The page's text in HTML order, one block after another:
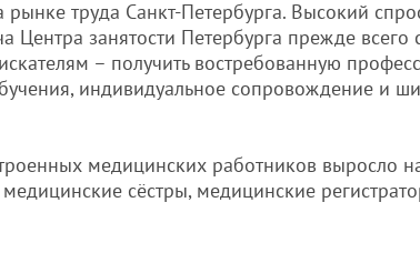
труда Санкт-Петербурга. Высокий
занятости Петербурга прежде всего
– получить востребованную
индивидуальное сопровождение и
медицинских работников выросло
сёстры, медицинские